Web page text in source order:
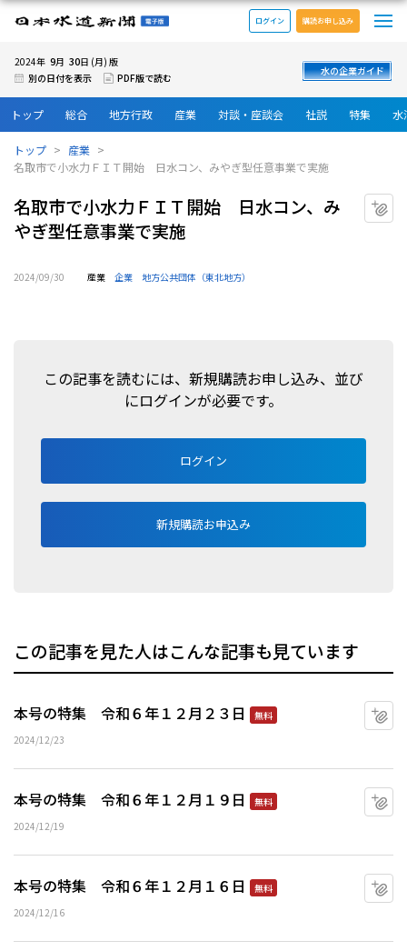
日本水道新聞 電子版
ログイン 購読お申し込み
2024年 9月 30日 (月) 版
別の日付を表示
PDF版で読む
水の企業ガイド
トップ 総合 地方行政 産業 対談・座談会 社説 特集 水
トップ
産業
名取市で小水力ＦＩＴ開始 日水コン、みやぎ型任意事業で実施
名取市で小水力ＦＩＴ開始 日水コン、み
やぎ型任意事業で実施
2024/09/30 産業 企業 地方公共団体（東北地方）
この記事を読むには、新規購読お申し込み、並び
にログインが必要です。
ログイン
新規購読お申込み
この記事を見た人はこんな記事も見ています
本号の特集 令和６年１２月２３日
無料
2024/12/23
本号の特集 令和６年１２月１９日
無料
2024/12/19
本号の特集 令和６年１２月１６日
無料
2024/12/16